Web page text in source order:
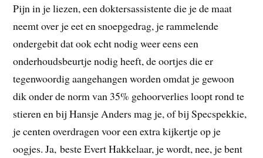
Pijn in je liezen, een doktersassistente die je de maat
neemt over je eet en snoepgedrag, je rammelende
ondergebit dat ook echt nodig weer eens een
onderhoudsbeurtje nodig heeft, de oortjes die er
tegenwoordig aangehangen worden omdat je gewoon
dik onder de norm van 35% gehoorverlies loopt rond te
stieren en bij Hansje Anders mag je, of bij Specspekkie,
je centen overdragen voor een extra kijkertje op je
oogjes. Ja, beste Evert Hakkelaar, je wordt, nee, je bent